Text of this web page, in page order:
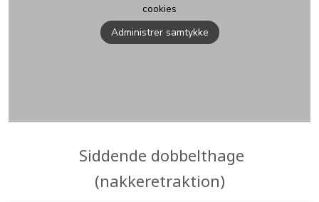
cookies
Administrer samtykke
Siddende dobbelthage
(nakkeretraktion)